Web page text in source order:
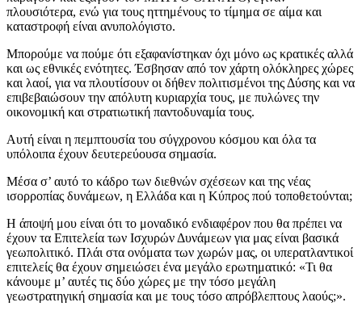
πλουσιότερα, ενώ για τους ηττημένους το τίμημα σε αίμα και
καταστροφή είναι ανυπολόγιστο.
Μπορούμε να πούμε ότι εξαφανίστηκαν όχι μόνο ως κρατικές αλλά
και ως εθνικές ενότητες. Έσβησαν από τον χάρτη ολόκληρες χώρες
και λαοί, για να πλουτίσουν οι δήθεν πολιτισμένοι της Δύσης και να
επιβεβαιώσουν την απόλυτη κυριαρχία τους, με πυλώνες την
οικονομική και στρατιωτική παντοδυναμία τους.
Αυτή είναι η πεμπτουσία του σύγχρονου κόσμου και όλα τα
υπόλοιπα έχουν δευτερεύουσα σημασία.
Μέσα σ’ αυτό το κάδρο των διεθνών σχέσεων και της νέας
ισορροπίας δυνάμεων, η Ελλάδα και η Κύπρος πού τοποθετούνται;
Η άποψή μου είναι ότι το μοναδικό ενδιαφέρον που θα πρέπει να
έχουν τα Επιτελεία των Ισχυρών Δυνάμεων για μας είναι βασικά
γεωπολιτικό. Πλάι στα ονόματα των χωρών μας, οι υπερατλαντικοί
επιτελείς θα έχουν σημειώσει ένα μεγάλο ερωτηματικό: «Τι θα
κάνουμε μ’ αυτές τις δύο χώρες με την τόσο μεγάλη
γεωστρατηγική σημασία και με τους τόσο απρόβλεπτους λαούς;».